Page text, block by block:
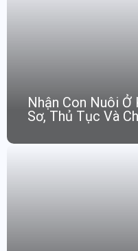
Nhận Con Nuôi Ở
Sơ, Thủ Tục Và